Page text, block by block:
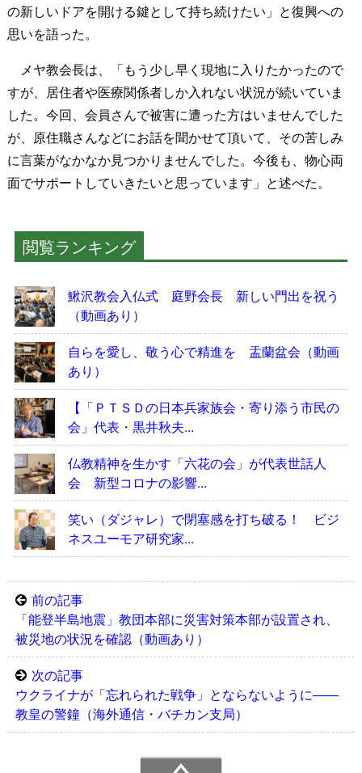
の新しいドアを開ける鍵として持ち続けたい」と復興への
思いを語った。
メヤ教会長は、「もう少し早く現地に入りたかったので
すが、居住者や医療関係者しか入れない状況が続いていま
した。今回、会員さんで被害に遭った方はいませんでした
が、原住職さんなどにお話を聞かせて頂いて、その苦しみ
に言葉がなかなか見つかりませんでした。今後も、物心両
面でサポートしていきたいと思っています」と述べた。
閲覧ランキング
鰍沢教会入仏式 庭野会長 新しい門出を祝う
（動画あり）
自らを愛し、敬う心で精進を 盂蘭盆会（動画
あり）
【「ＰＴＳＤの日本兵家族会・寄り添う市民の
会」代表・黒井秋夫...
仏教精神を生かす「六花の会」が代表世話人
会 新型コロナの影響...
笑い（ダジャレ）で閉塞感を打ち破る！ ビジ
ネスユーモア研究家...
前の記事
「能登半島地震」教団本部に災害対策本部が設置され、
被災地の状況を確認（動画あり）
次の記事
ウクライナが「忘れられた戦争」とならないように――
教皇の警鐘（海外通信・バチカン支局）